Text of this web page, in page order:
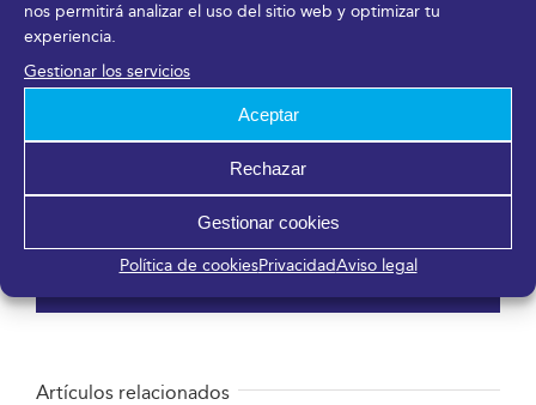
nos permitirá analizar el uso del sitio web y optimizar tu
experiencia.
Gestionar los servicios
Aceptar
Rechazar
Gestionar cookies
Política de cookiesPrivacidadAviso legal
DESCARGAR EN PDF
¡Comparte en tus redes sociales!
Facebook
X LinkedInWhatsApp
TelegramPinterestCorreo
Artículos relacionados